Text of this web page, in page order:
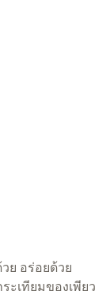
อร่อยด้วย
ะเทียมของเพียว